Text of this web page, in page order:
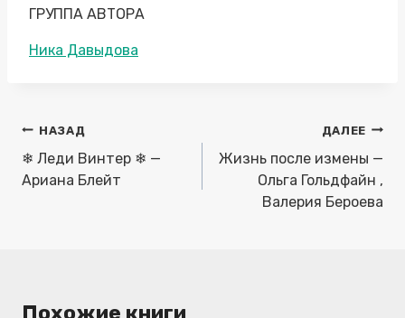
ГРУППА АВТОРА
Метки
Ника Давыдова
Навигация
по
записям
НАЗАД
❄ Леди Винтер ❄ —
Ариана Блейт
ДАЛЕЕ
Жизнь после измены —
Ольга Гольдфайн ,
Валерия Бероева
Похожие книги